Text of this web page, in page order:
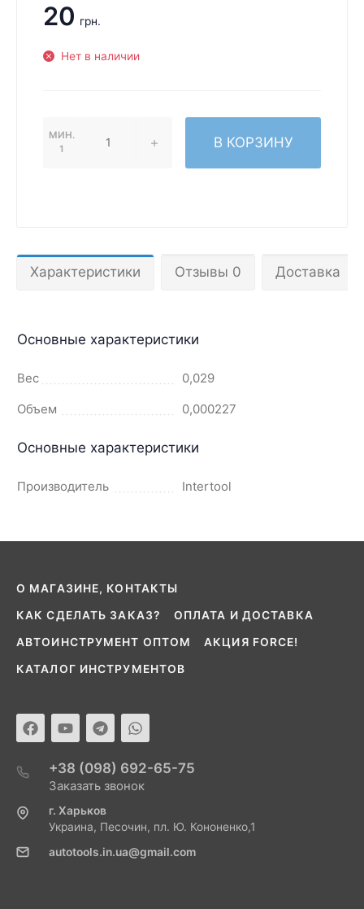
20 грн.
Нет в наличии
МИН.
1
В КОРЗИНУ
Характеристики Отзывы 0 Доставка
Основные характеристики
Вес
0,029
Объем
0,000227
Основные характеристики
Производитель Intertool
О МАГАЗИНЕ, КОНТАКТЫ
КАК СДЕЛАТЬ ЗАКАЗ? ОПЛАТА И ДОСТАВКА
АВТОИНСТРУМЕНТ ОПТОМ АКЦИЯ FORCE!
КАТАЛОГ ИНСТРУМЕНТОВ
+38 (098) 692-65-75
Заказать звонок
г. Харьков
Украина, Песочин, пл. Ю. Кононенко,1
autotools.in.ua@gmail.com